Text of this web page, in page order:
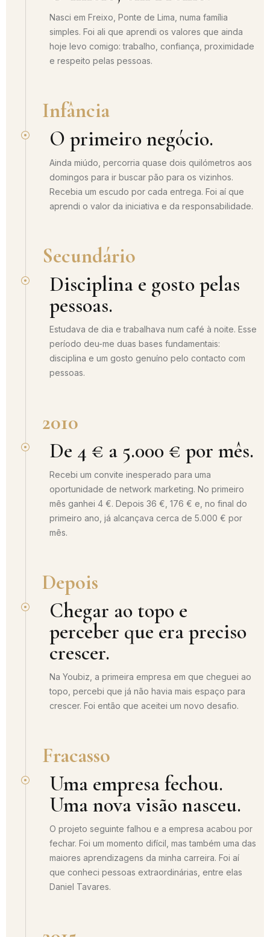
Nasci em Freixo, Ponte de Lima, numa família
simples. Foi ali que aprendi os valores que ainda
hoje levo comigo: trabalho, confiança, proximidade
e respeito pelas pessoas.
Infância
O primeiro negócio.
Ainda miúdo, percorria quase dois quilómetros aos
domingos para ir buscar pão para os vizinhos.
Recebia um escudo por cada entrega. Foi aí que
aprendi o valor da iniciativa e da responsabilidade.
Secundário
Disciplina e gosto pelas
pessoas.
Estudava de dia e trabalhava num café à noite. Esse
período deu-me duas bases fundamentais:
disciplina e um gosto genuíno pelo contacto com
pessoas.
2010
De 4 € a 5.000 € por mês.
Recebi um convite inesperado para uma
oportunidade de network marketing. No primeiro
mês ganhei 4 €. Depois 36 €, 176 € e, no final do
primeiro ano, já alcançava cerca de 5.000 € por
mês.
Depois
Chegar ao topo e
perceber que era preciso
crescer.
Na Youbiz, a primeira empresa em que cheguei ao
topo, percebi que já não havia mais espaço para
crescer. Foi então que aceitei um novo desafio.
Fracasso
Uma empresa fechou.
Uma nova visão nasceu.
O projeto seguinte falhou e a empresa acabou por
fechar. Foi um momento difícil, mas também uma das
maiores aprendizagens da minha carreira. Foi aí
que conheci pessoas extraordinárias, entre elas
Daniel Tavares.